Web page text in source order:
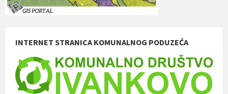
INTERNET STRANICA KOMUNALNOG PODUZEĆA